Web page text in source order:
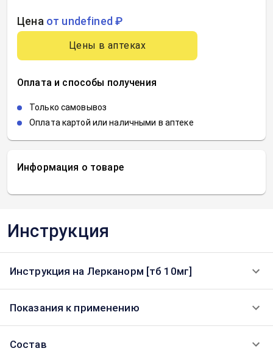
Информация о товаре
Цена от undefined ₽
Цены в аптеках
Оплата и способы получения
Только самовывоз
Оплата картой или наличными в аптеке
Инструкция
Инструкция на Лерканорм [тб 10мг]
Показания к применению
Состав